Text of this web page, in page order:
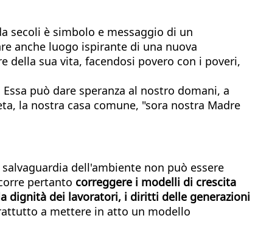
secoli è simbolo e messaggio di un
anche luogo ispirante di una nuova
della sua vita, facendosi povero con i poveri,
può dare speranza al nostro domani, a
la nostra casa comune, "sora nostra Madre
dell'ambiente non può essere
pertanto correggere i modelli di crescita
dignità dei lavoratori, i diritti delle generazioni
a mettere in atto un modello